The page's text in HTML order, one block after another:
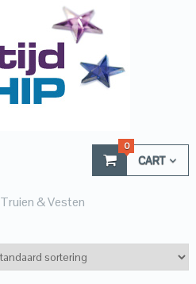
CART
0
Truien & Vesten